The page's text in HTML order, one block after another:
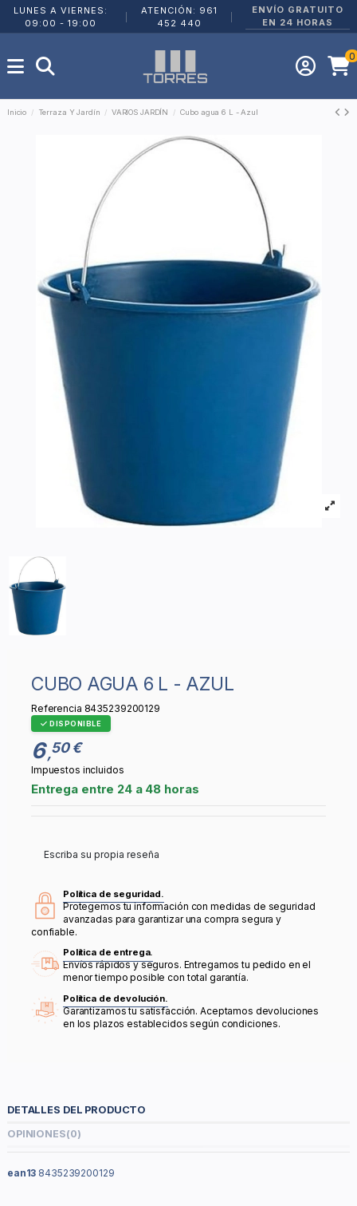
LUNES A VIERNES:
09:00 - 19:00
ATENCIÓN: 961
452 440
ENVÍO GRATUITO
EN 24 HORAS
0
Inicio Terraza Y Jardín VARIOS JARDÍN Cubo agua 6 L - Azul
CUBO AGUA 6 L - AZUL
Referencia 8435239200129
DISPONIBLE
6,50 €
Impuestos incluidos
Entrega entre 24 a 48 horas
Escriba su propia reseña
Política de seguridad.
Protegemos tu información con medidas de seguridad
avanzadas para garantizar una compra segura y
confiable.
Política de entrega.
Envíos rápidos y seguros. Entregamos tu pedido en el
menor tiempo posible con total garantía.
Política de devolución.
Garantizamos tu satisfacción. Aceptamos devoluciones
en los plazos establecidos según condiciones.
DETALLES DEL PRODUCTO
OPINIONES(0)
ean13 8435239200129